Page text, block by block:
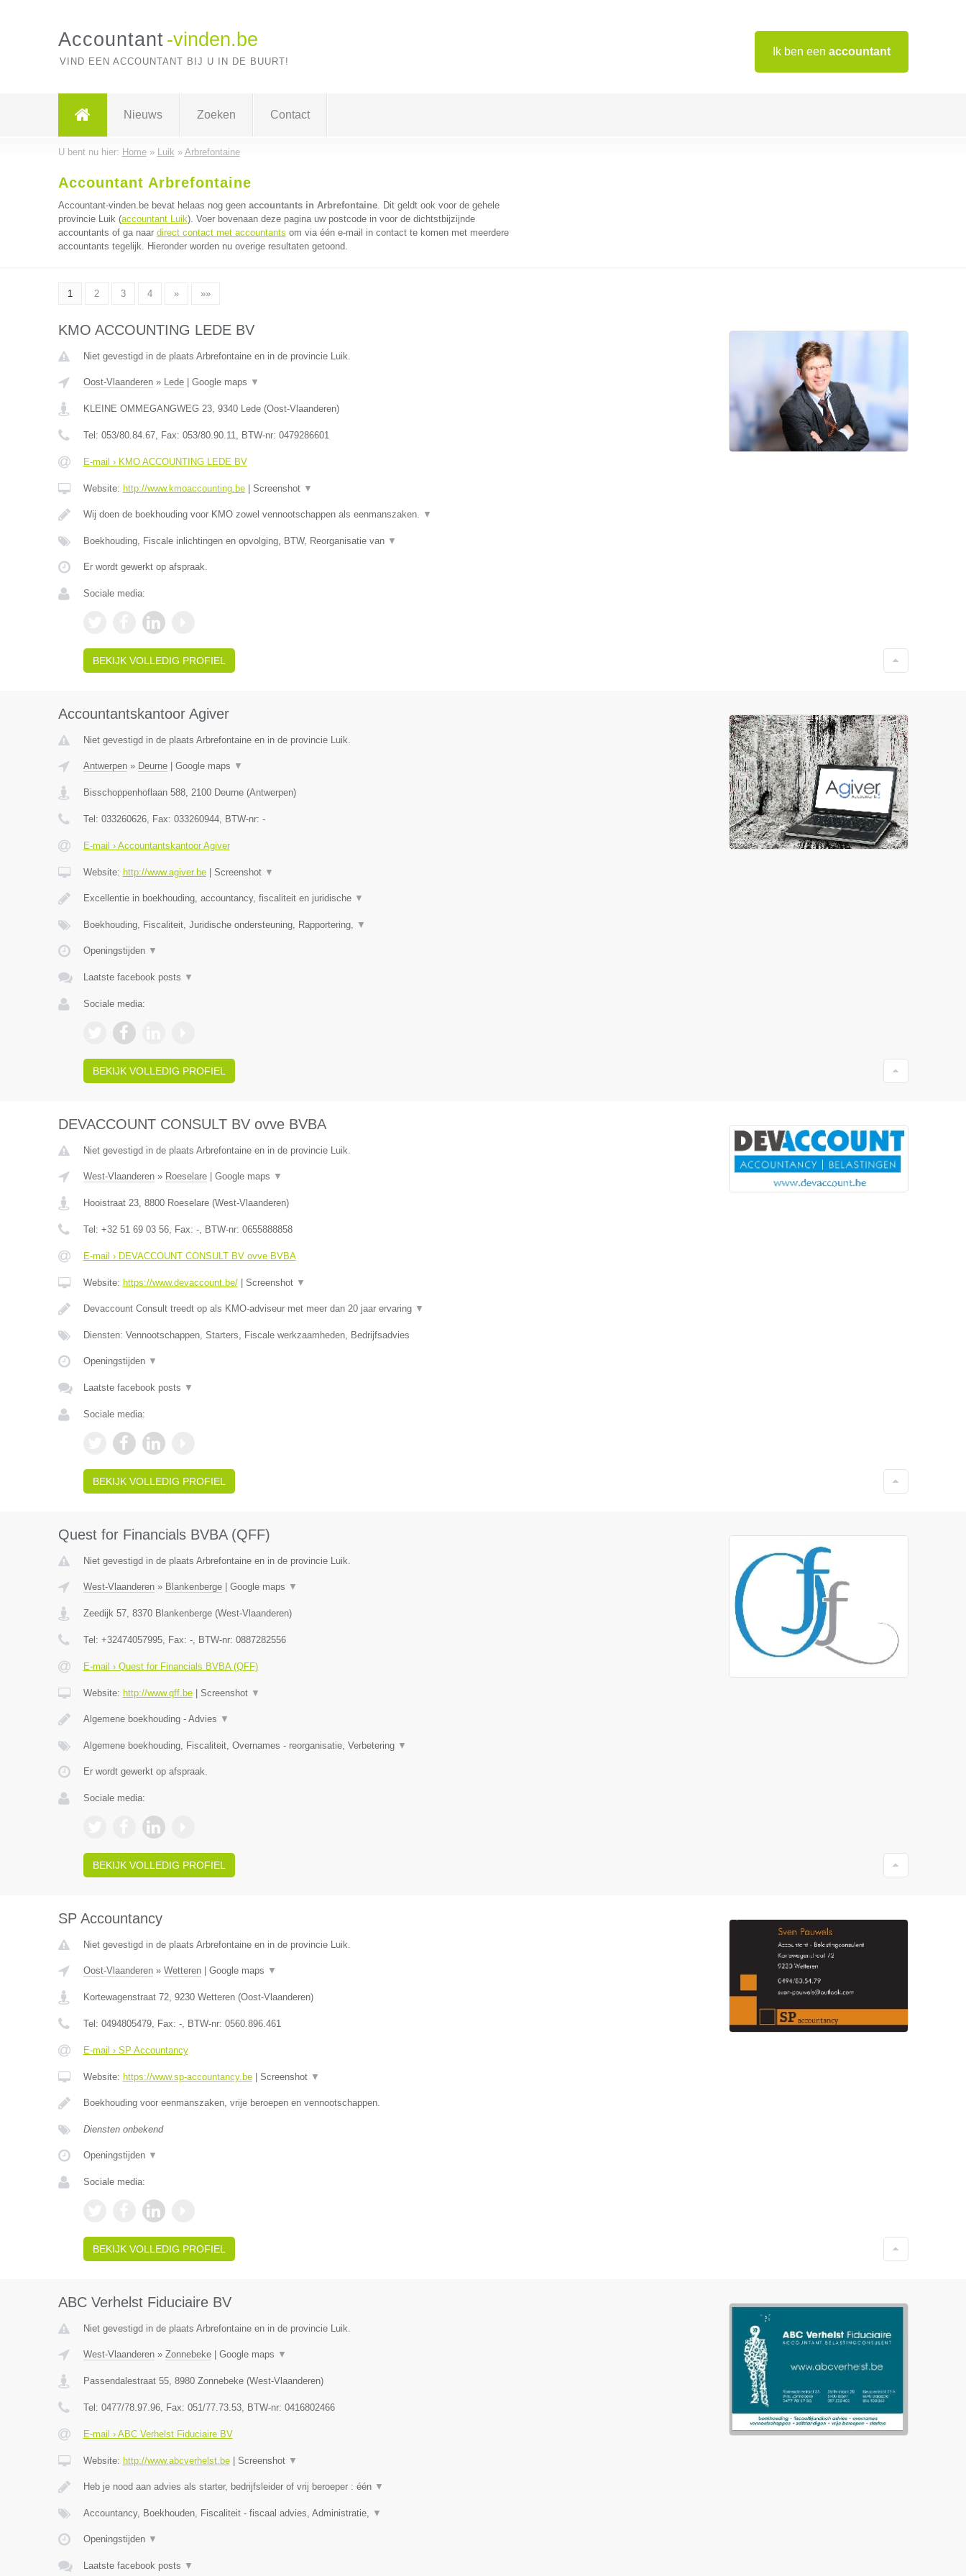
Ik ben een accountant
Accountant -vinden.be
VIND EEN ACCOUNTANT BIJ U IN DE BUURT!
Nieuws Zoeken Contact
U bent nu hier: Home» Luik » Arbrefontaine
Accountant Arbrefontaine
Accountant-vinden.be bevat helaas nog geen accountants in Arbrefontaine. Dit geldt ook voor de gehele
provincie Luik (accountant Luik). Voer bovenaan deze pagina uw postcode in voor de dichtstbijzijnde
accountants of ga naar direct contact met accountants om via één e-mail in contact te komen met meerdere
accountants tegelijk. Hieronder worden nu overige resultaten getoond.
1 2 3 4 » »»
KMO ACCOUNTING LEDE BV
Niet gevestigd in de plaats Arbrefontaine en in de provincie Luik.
Oost-Vlaanderen» Lede| Google maps ▼
KLEINE OMMEGANGWEG 23, 9340 Lede(Oost-Vlaanderen)
Tel: 053/80.84.67, Fax: 053/80.90.11, BTW-nr: 0479286601
E-mail › KMO ACCOUNTING LEDE BV
Website: http://www.kmoaccounting.be| Screenshot ▼
Wij doen de boekhouding voor KMO zowel vennootschappen als eenmanszaken. ▼
Boekhouding, Fiscale inlichtingen en opvolging, BTW, Reorganisatie van ▼
Er wordt gewerkt op afspraak.
Sociale media:
BEKIJK VOLLEDIG PROFIEL
Accountantskantoor Agiver
Niet gevestigd in de plaats Arbrefontaine en in de provincie Luik.
Antwerpen» Deurne| Google maps ▼
Bisschoppenhoflaan 588, 2100 Deurne(Antwerpen)
Tel: 033260626, Fax: 033260944, BTW-nr: -
E-mail › Accountantskantoor Agiver
Website: http://www.agiver.be| Screenshot ▼
Excellentie in boekhouding, accountancy, fiscaliteit en juridische ▼
Boekhouding, Fiscaliteit, Juridische ondersteuning, Rapportering, ▼
Openingstijden ▼
Laatste facebook posts ▼
Sociale media:
BEKIJK VOLLEDIG PROFIEL
DEVACCOUNT CONSULT BV ovve BVBA
Niet gevestigd in de plaats Arbrefontaine en in de provincie Luik.
West-Vlaanderen» Roeselare| Google maps ▼
Hooistraat 23, 8800 Roeselare(West-Vlaanderen)
Tel: +32 51 69 03 56, Fax: -, BTW-nr: 0655888858
E-mail › DEVACCOUNT CONSULT BV ovve BVBA
Website: https://www.devaccount.be/| Screenshot ▼
Devaccount Consult treedt op als KMO-adviseur met meer dan 20 jaar ervaring ▼
Diensten: Vennootschappen, Starters, Fiscale werkzaamheden, Bedrijfsadvies
Openingstijden ▼
Laatste facebook posts ▼
Sociale media:
BEKIJK VOLLEDIG PROFIEL
Quest for Financials BVBA (QFF)
Niet gevestigd in de plaats Arbrefontaine en in de provincie Luik.
West-Vlaanderen» Blankenberge| Google maps ▼
Zeedijk 57, 8370 Blankenberge(West-Vlaanderen)
Tel: +32474057995, Fax: -, BTW-nr: 0887282556
E-mail › Quest for Financials BVBA (QFF)
Website: http://www.qff.be| Screenshot ▼
Algemene boekhouding - Advies ▼
Algemene boekhouding, Fiscaliteit, Overnames - reorganisatie, Verbetering ▼
Er wordt gewerkt op afspraak.
Sociale media:
BEKIJK VOLLEDIG PROFIEL
SP Accountancy
Niet gevestigd in de plaats Arbrefontaine en in de provincie Luik.
Oost-Vlaanderen» Wetteren| Google maps ▼
Kortewagenstraat 72, 9230 Wetteren(Oost-Vlaanderen)
Tel: 0494805479, Fax: -, BTW-nr: 0560.896.461
E-mail › SP Accountancy
Website: https://www.sp-accountancy.be| Screenshot ▼
Boekhouding voor eenmanszaken, vrije beroepen en vennootschappen.
Diensten onbekend
Openingstijden ▼
Sociale media:
BEKIJK VOLLEDIG PROFIEL
ABC Verhelst Fiduciaire BV
Niet gevestigd in de plaats Arbrefontaine en in de provincie Luik.
West-Vlaanderen» Zonnebeke| Google maps ▼
Passendalestraat 55, 8980 Zonnebeke(West-Vlaanderen)
Tel: 0477/78.97.96, Fax: 051/77.73.53, BTW-nr: 0416802466
E-mail › ABC Verhelst Fiduciaire BV
Website: http://www.abcverhelst.be| Screenshot ▼
Heb je nood aan advies als starter, bedrijfsleider of vrij beroeper : één ▼
Accountancy, Boekhouden, Fiscaliteit - fiscaal advies, Administratie, ▼
Openingstijden ▼
Laatste facebook posts ▼